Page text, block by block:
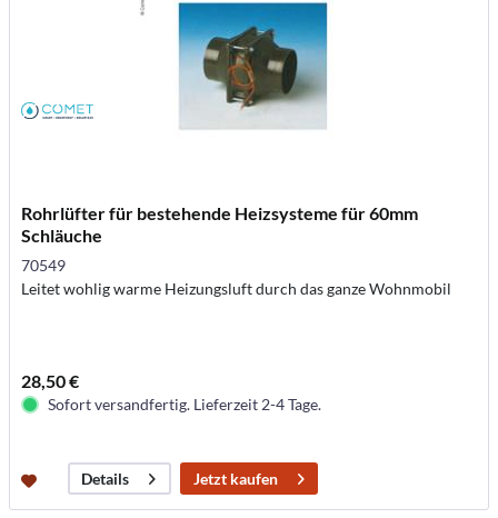
Rohrlüfter für bestehende Heizsysteme für 60mm
Schläuche
70549
Leitet wohlig warme Heizungsluft durch das ganze Wohnmobil
28,50 €
Sofort versandfertig. Lieferzeit 2-4 Tage.
Details Jetzt kaufen